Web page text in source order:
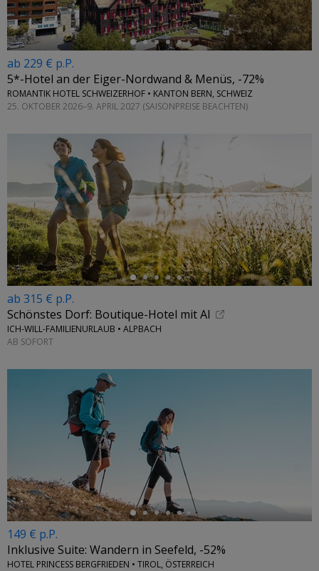
ab 229 € p.P.
5*-Hotel an der Eiger-Nordwand & Menüs, -72%
ROMANTIK HOTEL SCHWEIZERHOF • KANTON BERN, SCHWEIZ
25. OKTOBER 2026–9. APRIL 2027 (SAISONPREISE BEACHTEN)
←
ab 315 € p.P.
Schönstes Dorf: Boutique-Hotel mit Al
ICH-WILL-FAMILIENURLAUB • ALPBACH
AB SOFORT
149 € p.P.
Inklusive Suite: Wandern in Seefeld, -52%
HOTEL PRINCESS BERGFRIEDEN • TIROL, ÖSTERREICH